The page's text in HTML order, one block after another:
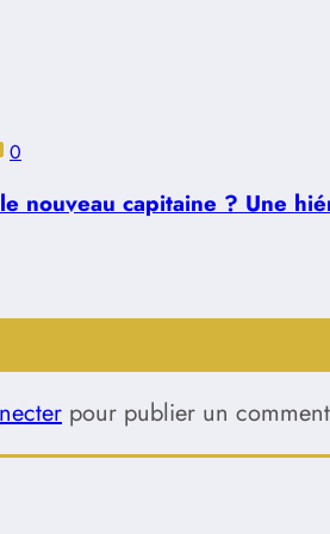
0
nouveau capitaine ? Une
pour publier un